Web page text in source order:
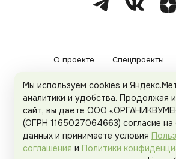
О проекте Спецпроекты
Рекламодателям Политика
Пользовательское
Мы используем cookies и
аналитики и удобства. Продолжая
сайт, вы даёте ООО
(ОГРН 1165027064663) согласие на
данных и принимаете условия
соглашения и Политики